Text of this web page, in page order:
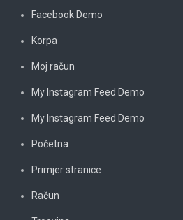
Facebook Demo
Korpa
Moj račun
My Instagram Feed Demo
My Instagram Feed Demo
Početna
Primjer stranice
Račun